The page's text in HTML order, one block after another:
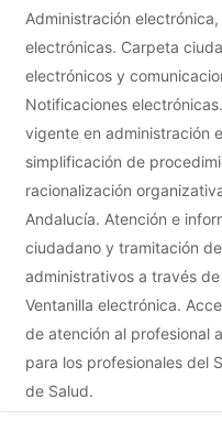
Administración
electrónicas. Carpeta
electrónicos y
Notificaciones
vigente en administración
simplificación de
racionalización
Andalucía. Atención e
ciudadano y tramitación
administrativos a través
Ventanilla electrónica.
de atención al profesional
para los profesionales del
de Salud.